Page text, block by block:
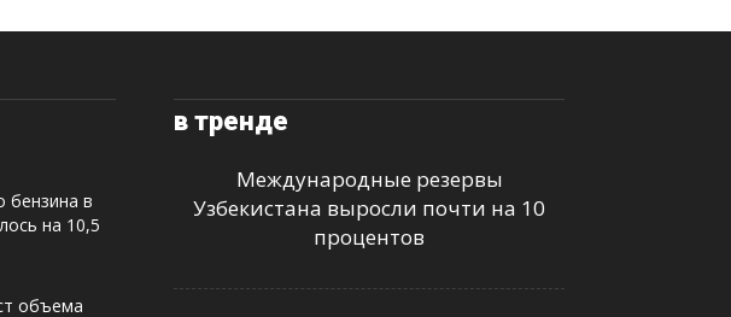
бензина в
на 10,5
объема
в тренде
Международные резервы
Узбекистана выросли почти на 10
процентов